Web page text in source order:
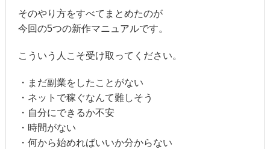
そのやり方をすべてまとめたのが
今回の5つの新作マニュアルです。
こういう人こそ受け取ってください。
・まだ副業をしたことがない
・ネットで稼ぐなんて難しそう
・自分にできるか不安
・時間がない
・何から始めればいいか分からない